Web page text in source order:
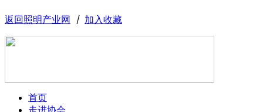
返回照明产业网 丨 加入收藏
首页
走进协会